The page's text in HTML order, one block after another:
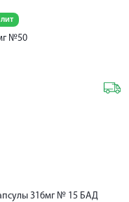
№50
316мг № 15 БАД